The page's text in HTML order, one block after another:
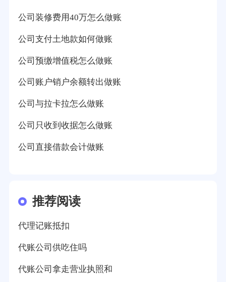
公司装修费用40万怎么做账
公司支付土地款如何做账
公司预缴增值税怎么做账
公司账户销户余额转出做账
公司与拉卡拉怎么做账
公司只收到收据怎么做账
公司直接借款会计做账
推荐阅读
代理记账抵扣
代账公司供吃住吗
代账公司拿走营业执照和